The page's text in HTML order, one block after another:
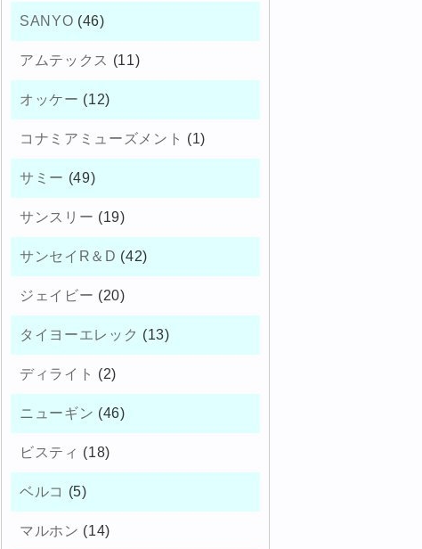
SANYO (46)
アムテックス (11)
オッケー (12)
コナミアミューズメント (1)
サミー (49)
サンスリー (19)
サンセイR＆D (42)
ジェイビー (20)
タイヨーエレック (13)
ディライト (2)
ニューギン (46)
ビスティ (18)
ベルコ (5)
マルホン (14)